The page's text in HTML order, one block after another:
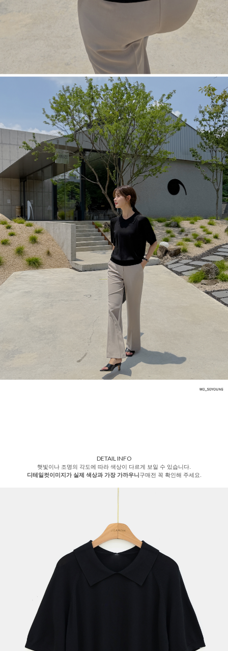
DETAIL INFO
햇빛이나 조명의 각도에 따라 색상이 다르게 보일 수 있습니다.
디테일컷이미지가 실제 색상과 가장 가까우니구매전 꼭 확인해 주세요.